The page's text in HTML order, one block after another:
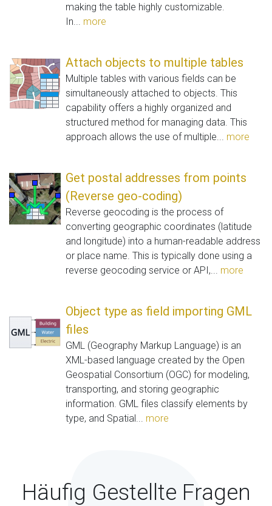
making the table highly customizable.
In... more
Attach objects to multiple tables
Multiple tables with various fields can be
simultaneously attached to objects. This
capability offers a highly organized and
structured method for managing data. This
approach allows the use of multiple... more
Get postal addresses from points
(Reverse geo-coding)
Reverse geocoding is the process of
converting geographic coordinates (latitude
and longitude) into a human-readable address
or place name. This is typically done using a
reverse geocoding service or API,... more
Object type as field importing GML
files
GML (Geography Markup Language) is an
XML-based language created by the Open
Geospatial Consortium (OGC) for modeling,
transporting, and storing geographic
information. GML files classify elements by
type, and Spatial... more
Häufig Gestellte Fragen